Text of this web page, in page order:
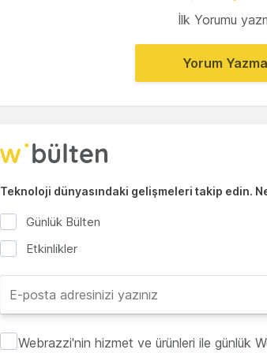
İlk Yorumu
Yorum
Teknoloji dünyasındaki gelişmeleri takip edin.
Günlük Bülten
Etkinlikler
Webrazzi'nin hizmet ve ürünleri ile günlük